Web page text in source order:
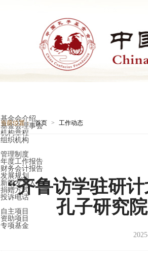
基金会介绍
基金会理事会
机构章程
组织机构
管理制度
年度工作报告
财务会计报告
发展规划
新闻发言人
捐赠方式
投诉电话
自主项目
资助项目
专项基金
当前位置： 首页 > 工作动态
“齐鲁访学驻研
孔子研究